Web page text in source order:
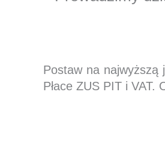
Postaw na najwyższą
Płace ZUS PIT i VAT.